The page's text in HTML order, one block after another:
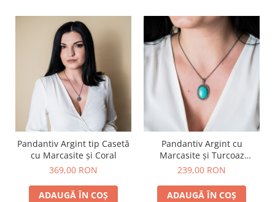
Pandantiv Argint tip Casetă
cu Marcasite și Coral
369,00 RON
ADAUGĂ ÎN COȘ
Pandantiv Argint cu
Marcasite și Turcoaz
Sintetic
239,00 RON
ADAUGĂ ÎN COȘ